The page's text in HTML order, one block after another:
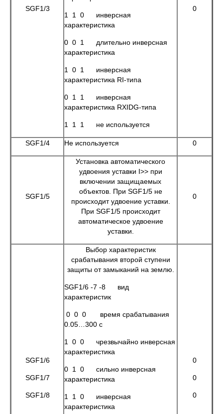
SGF1/3
1 1 0 инверсная
характеристика
0 0 1 длительно инверсная
характеристика
1 0 1 инверсная
характеристика RI-типа
0 1 1 инверсная
характеристика RXIDG-типа
1 1 1 не используется
0
SGF1/4 Не используется 0
SGF1/5
Установка автоматического
удвоения уставки I>> при
включении защищаемых
объектов. При SGF1/5 не
происходит удвоение уставки.
При SGF1/5 происходит
автоматическое удвоение
уставки.
0
SGF1/6
SGF1/7
SGF1/8
Выбор характеристик
срабатывания второй ступени
защиты от замыканий на землю.
SGF1/6 -7 -8 вид
характеристик
0 0 0 время срабатывания
0.05…300 с
1 0 0 чрезвычайно инверсная
характеристика
0 1 0 сильно инверсная
характеристика
1 1 0 инверсная
характеристика
0
0
0